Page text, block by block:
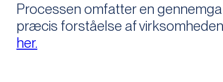
Processen omfatter en
præcis forståelse af
her.